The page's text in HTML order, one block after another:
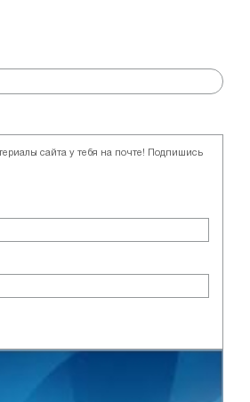
сайта у тебя на почте! Подпишись